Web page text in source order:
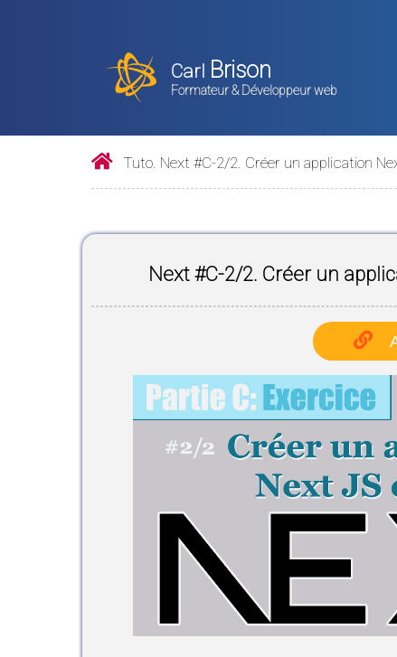
Carl Brison
Formateur & Développeur web
Tuto. Next #C-2/2. Créer un application
Next #C-2/2. Créer un